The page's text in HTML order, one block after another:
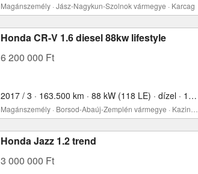
Magánszemély · Jász-Nagykun-Szolnok vármegye · Karcag
Honda CR-V 1.6 diesel 88kw lifestyle
6 200 000 Ft
2017 / 3 · 163.500 km · 88 kW (118 LE) · dízel · 1595 cm³
Honda Jazz 1.2 trend
3 000 000 Ft